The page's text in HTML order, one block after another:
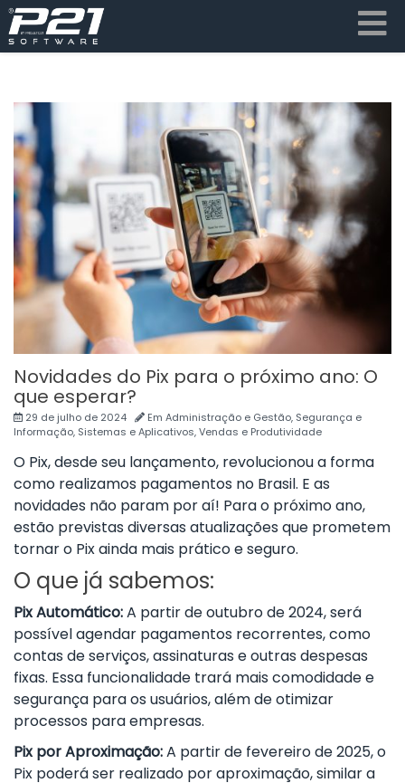
Novidades do Pix para o próximo ano: O
que esperar?
29 de julho de 2024 Em Administração e Gestão, Segurança e
Informação, Sistemas e Aplicativos,Vendas e Produtividade
O Pix, desde seu lançamento, revolucionou a forma
como realizamos pagamentos no Brasil. E as
novidades não param por aí! Para o próximo ano,
estão previstas diversas atualizações que prometem
tornar o Pix ainda mais prático e seguro.
O que já sabemos:
Pix Automático:A partir de outubro de 2024, será
possível agendar pagamentos recorrentes, como
contas de serviços, assinaturas e outras despesas
fixas. Essa funcionalidade trará mais comodidade e
segurança para os usuários, além de otimizar
processos para empresas.
Pix por Aproximação:A partir de fevereiro de 2025, o
Pix poderá ser realizado por aproximação, similar a